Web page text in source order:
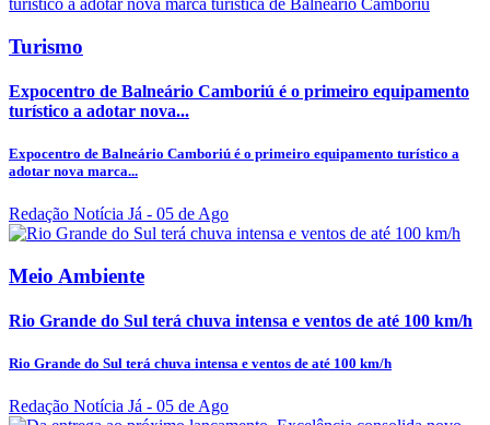
Turismo
Expocentro de Balneário Camboriú é o primeiro equipamento
turístico a adotar nova...
Expocentro de Balneário Camboriú é o primeiro equipamento turístico a
adotar nova marca...
Redação Notícia Já - 05 de Ago
Meio Ambiente
Rio Grande do Sul terá chuva intensa e ventos de até 100 km/h
Rio Grande do Sul terá chuva intensa e ventos de até 100 km/h
Redação Notícia Já - 05 de Ago